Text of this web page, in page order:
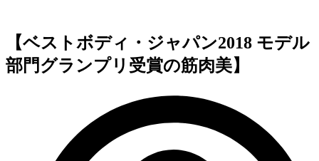
【ベストボディ・ジャパン2018 モデル
部門グランプリ受賞の筋肉美】